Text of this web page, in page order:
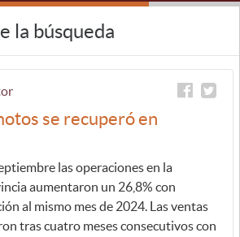
la búsqueda
se recuperó en
las operaciones en la
aumentaron un 26,8% con
al mismo mes de 2024. Las ventas
tras cuatro meses consecutivos con